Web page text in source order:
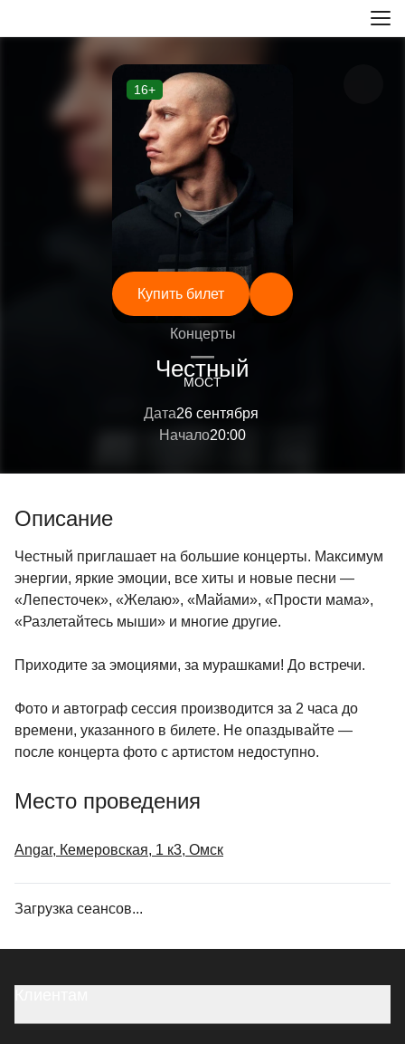
16+
Концерты
Честный
Дата26 сентября
Начало20:00
Купить билет
—
МОСТ
Описание
Честный приглашает на большие концерты. Максимум
энергии, яркие эмоции, все хиты и новые песни —
«Лепесточек», «Желаю», «Майами», «Прости мама»,
«Разлетайтесь мыши» и многие другие.
Приходите за эмоциями, за мурашками! До встречи.
Фото и автограф сессия производится за 2 часа до
времени, указанного в билете. Не опаздывайте —
после концерта фото с артистом недоступно.
Место проведения
Angar, Кемеровская, 1 к3, Омск
Загрузка сеансов...